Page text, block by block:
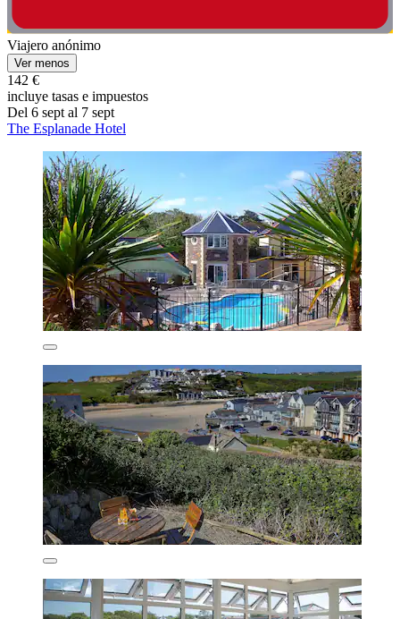
Viajero anónimo
Ver menos
142 €
incluye tasas e impuestos
Del 6 sept al 7 sept
The Esplanade Hotel